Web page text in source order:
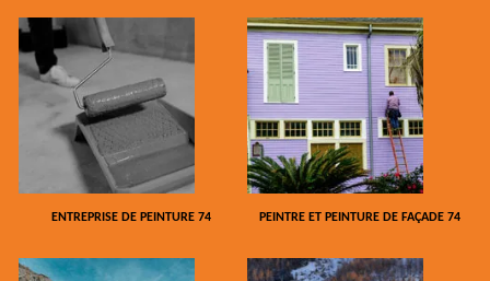
ENTREPRISE DE PEINTURE 74 PEINTRE ET PEINTURE DE FAÇADE 74